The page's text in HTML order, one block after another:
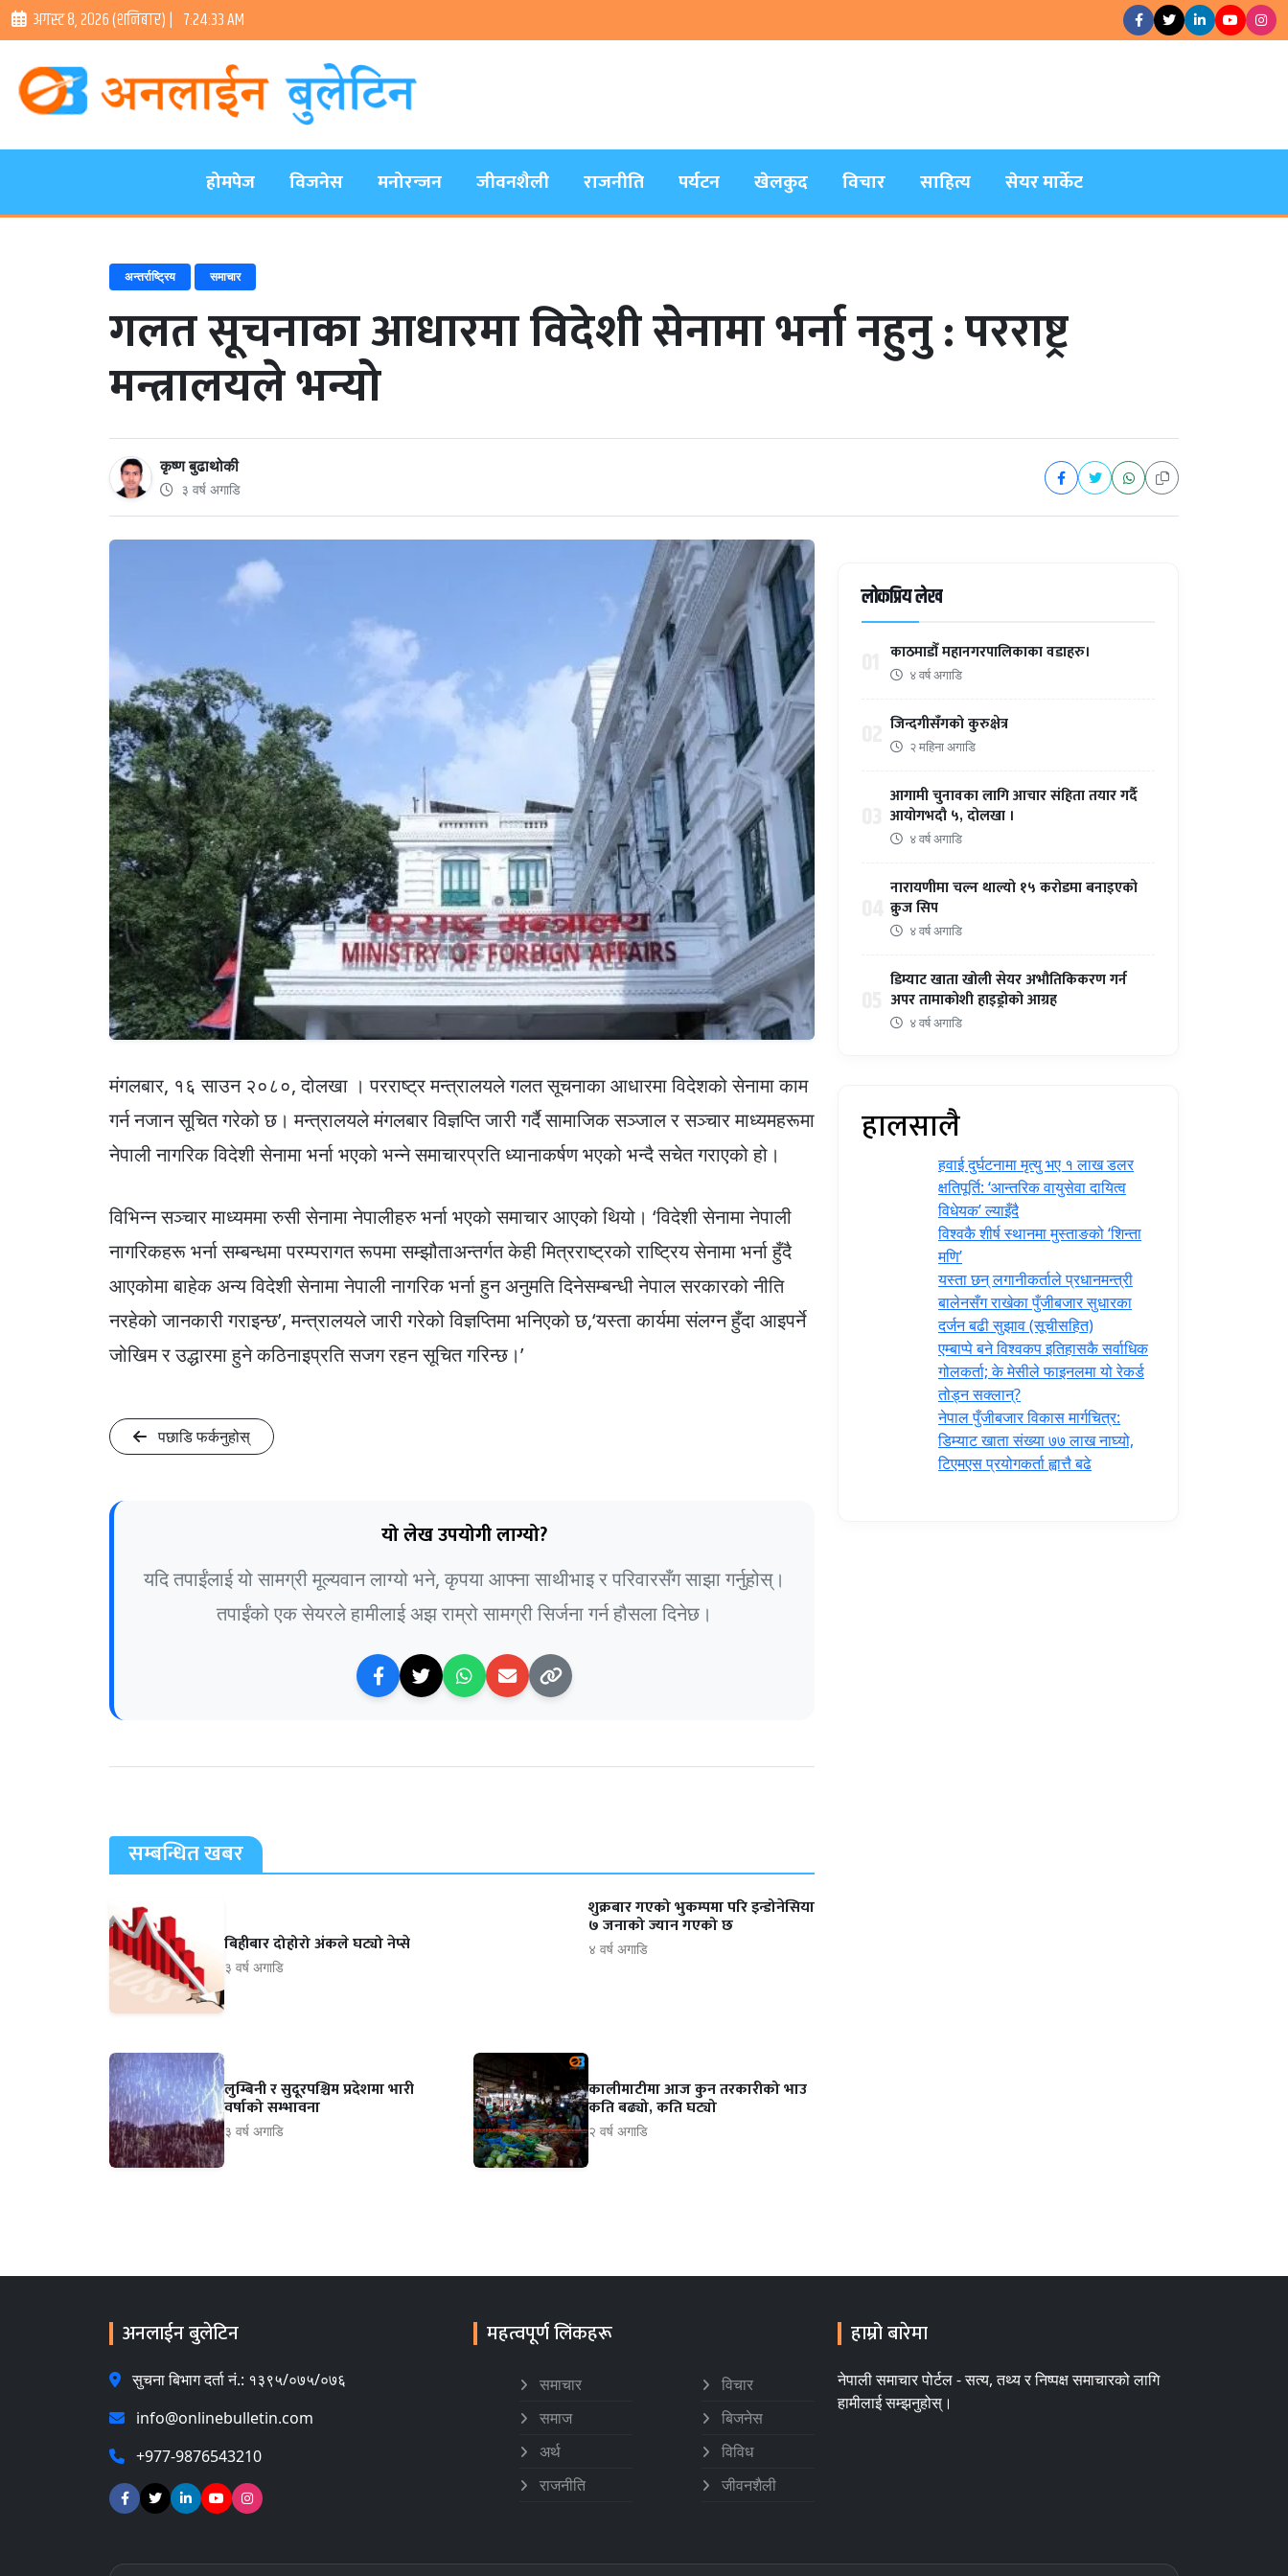
अगस्ट ८, २०२६ (शनिबार) | 7:24:34 AM
होमपेज विजनेस मनोरन्जन जीवनशैली राजनीति पर्यटन खेलकुद विचार साहित्य सेयर मार्केट
अन्तर्राष्ट्रिय समाचार
गलत सूचनाका आधारमा विदेशी सेनामा भर्ना नहुनु : परराष्ट्र
मन्त्रालयले भन्यो
कृष्ण बुढाथोकी
३ वर्ष अगाडि
मंगलबार, १६ साउन २०८०, दोलखा । परराष्ट्र मन्त्रालयले गलत सूचनाका आधारमा विदेशको सेनामा काम
गर्न नजान सूचित गरेको छ। मन्त्रालयले मंगलबार विज्ञप्ति जारी गर्दै सामाजिक सञ्जाल र सञ्चार माध्यमहरूमा
नेपाली नागरिक विदेशी सेनामा भर्ना भएको भन्ने समाचारप्रति ध्यानाकर्षण भएको भन्दै सचेत गराएको हो।
विभिन्न सञ्चार माध्यममा रुसी सेनामा नेपालीहरु भर्ना भएको समाचार आएको थियो। ‘विदेशी सेनामा नेपाली
नागरिकहरू भर्ना सम्बन्धमा परम्परागत रूपमा सम्झौताअन्तर्गत केही मित्रराष्ट्रको राष्ट्रिय सेनामा भर्ना हुँदै
आएकोमा बाहेक अन्य विदेशी सेनामा नेपाली नागरिक भर्ना हुन अनुमति दिनेसम्बन्धी नेपाल सरकारको नीति
नरहेको जानकारी गराइन्छ’, मन्त्रालयले जारी गरेको विज्ञप्तिमा भनिएको छ,‘यस्ता कार्यमा संलग्न हुँदा आइपर्ने
जोखिम र उद्धारमा हुने कठिनाइप्रति सजग रहन सूचित गरिन्छ।’
पछाडि फर्कनुहोस्
यो लेख उपयोगी लाग्यो?
यदि तपाईंलाई यो सामग्री मूल्यवान लाग्यो भने, कृपया आफ्ना साथीभाइ र परिवारसँग साझा गर्नुहोस्।
तपाईंको एक सेयरले हामीलाई अझ राम्रो सामग्री सिर्जना गर्न हौसला दिनेछ।
सम्बन्धित खबर
बिहीबार दोहोरो अंकले घट्यो नेप्से
३ वर्ष अगाडि
शुक्रबार गएको भुकम्पमा परि इन्डोनेसिया
७ जनाको ज्यान गएको छ
४ वर्ष अगाडि
लुम्बिनी र सुदूरपश्चिम प्रदेशमा भारी
वर्षाको सम्भावना
३ वर्ष अगाडि
कालीमाटीमा आज कुन तरकारीको भाउ
कति बढ्यो, कति घट्यो
२ वर्ष अगाडि
लोकप्रिय लेख
काठमाडौँ महानगरपालिकाका वडाहरु।
४ वर्ष अगाडि
जिन्दगीसँगको कुरुक्षेत्र
२ महिना अगाडि
आगामी चुनावका लागि आचार संहिता तयार गर्दै
आयोगभदौ ५, दोलखा ।
४ वर्ष अगाडि
नारायणीमा चल्न थाल्यो १५ करोडमा बनाइएको
क्रुज सिप
४ वर्ष अगाडि
डिम्याट खाता खोली सेयर अभौतिकिकरण गर्न
अपर तामाकोशी हाइड्रोको आग्रह
४ वर्ष अगाडि
हालसालै
हवाई दुर्घटनामा मृत्यु भए १ लाख डलर
क्षतिपूर्ति: ‘आन्तरिक वायुसेवा दायित्व
विधेयक’ ल्याइँदै
विश्वकै शीर्ष स्थानमा मुस्ताङको ‘शिन्ता
मणि’
यस्ता छन् लगानीकर्ताले प्रधानमन्त्री
‍बालेनसँग राखेका पुँजीबजार सुधारका
दर्जन बढी सुझाव (सूचीसहित)
एम्बाप्पे बने विश्वकप इतिहासकै सर्वाधिक
गोलकर्ता; के मेसीले फाइनलमा यो रेकर्ड
तोड्न सक्लान्?
नेपाल पुँजीबजार विकास मार्गचित्र:
डिम्याट खाता संख्या ७७ लाख नाघ्यो,
टिएमएस प्रयोगकर्ता ह्वात्तै बढे
अनलाईन बुलेटिन
सुचना बिभाग दर्ता नं.: १३९५/०७५/०७६
info@onlinebulletin.com
+977-9876543210
महत्वपूर्ण लिंकहरू
समाचार
समाज
अर्थ
राजनीति
विचार
बिजनेस
विविध
जीवनशैली
हाम्रो बारेमा
नेपाली समाचार पोर्टल - सत्य, तथ्य र निष्पक्ष समाचारको लागि
हामीलाई सम्झनुहोस्।